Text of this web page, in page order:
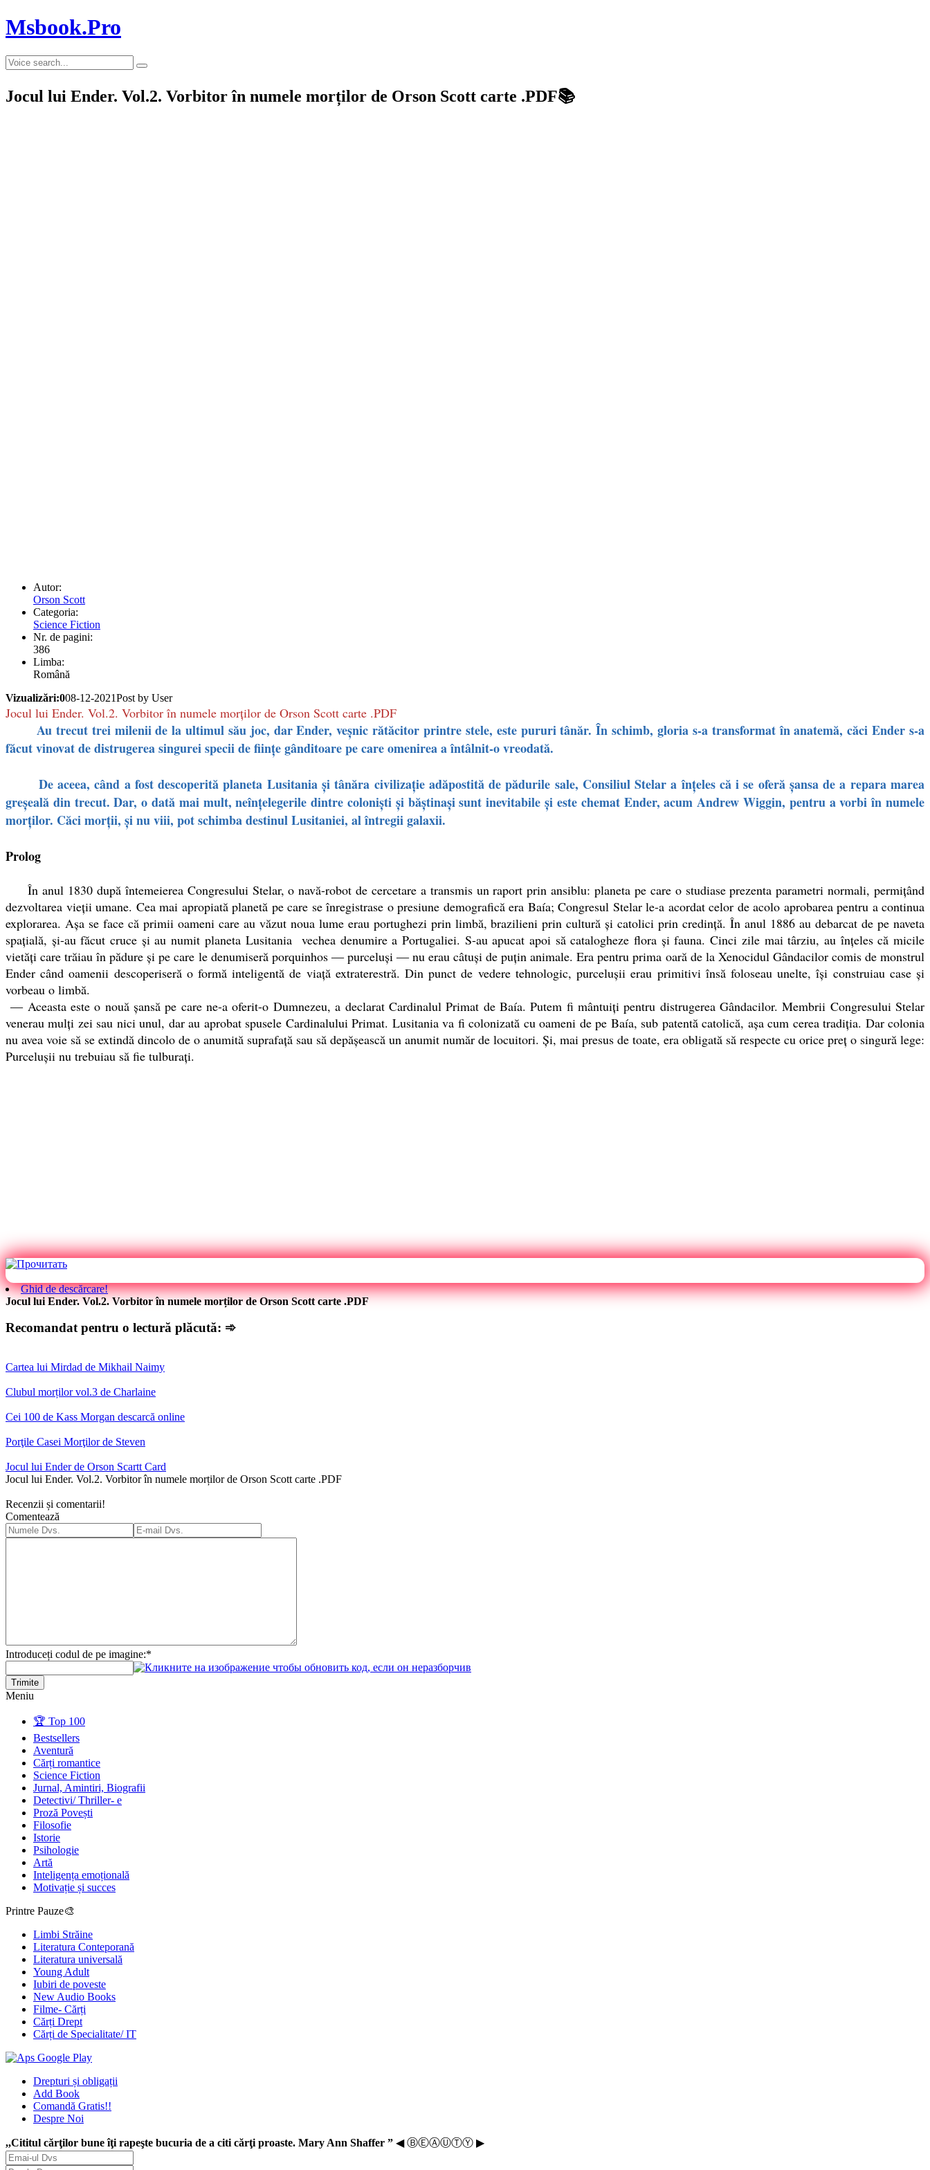
Msbook.Pro
Jocul lui Ender. Vol.2. Vorbitor în numele morților de Orson Scott carte .PDF📚
Autor:
Orson Scott
Categoria:
Science Fiction
Nr. de pagini:
386
Limba:
Română
Vizualizări:008-12-2021Post by User
Jocul lui Ender. Vol.2. Vorbitor în numele morților de Orson Scott carte .PDF
Au trecut trei milenii de la ultimul său joc, dar Ender, veşnic rătăcitor printre stele, este pururi tânăr. În schimb, gloria s-a transformat în anatemă, căci Ender s-a
făcut vinovat de distrugerea singurei specii de fiinţe gânditoare pe care omenirea a întâlnit-o vreodată.
De aceea, când a fost descoperită planeta Lusitania şi tânăra civilizaţie adăpostită de pădurile sale, Consiliul Stelar a înţeles că i se oferă şansa de a repara marea
greşeală din trecut. Dar, o dată mai mult, neînţelegerile dintre colonişti şi băştinaşi sunt inevitabile şi este chemat Ender, acum Andrew Wiggin, pentru a vorbi în numele
morţilor. Căci morţii, şi nu viii, pot schimba destinul Lusitaniei, al întregii galaxii.
Prolog
În anul 1830 după întemeierea Congresului Stelar, o navă-robot de cercetare a transmis un raport prin ansiblu: planeta pe care o studiase prezenta parametri normali, permiţând
dezvoltarea vieţii umane. Cea mai apropiată planetă pe care se înregistrase o presiune demografică era Baía; Congresul Stelar le-a acordat celor de acolo aprobarea pentru a continua
explorarea. Aşa se face că primii oameni care au văzut noua lume erau portughezi prin limbă, brazilieni prin cultură şi catolici prin credinţă. În anul 1886 au debarcat de pe naveta
spaţială, şi-au făcut cruce şi au numit planeta Lusitania vechea denumire a Portugaliei. S-au apucat apoi să catalogheze flora şi fauna. Cinci zile mai târziu, au înţeles că micile
vietăţi care trăiau în pădure şi pe care le denumiseră porquinhos ― purceluşi ― nu erau câtuşi de puţin animale. Era pentru prima oară de la Xenocidul Gândacilor comis de monstrul
Ender când oamenii descoperiseră o formă inteligentă de viaţă extraterestră. Din punct de vedere tehnologic, purceluşii erau primitivi însă foloseau unelte, îşi construiau case şi
vorbeau o limbă.
― Aceasta este o nouă şansă pe care ne-a oferit-o Dumnezeu, a declarat Cardinalul Primat de Baía. Putem fi mântuiţi pentru distrugerea Gândacilor. Membrii Congresului Stelar
venerau mulţi zei sau nici unul, dar au aprobat spusele Cardinalului Primat. Lusitania va fi colonizată cu oameni de pe Baía, sub patentă catolică, aşa cum cerea tradiţia. Dar colonia
nu avea voie să se extindă dincolo de o anumită suprafaţă sau să depăşească un anumit număr de locuitori. Şi, mai presus de toate, era obligată să respecte cu orice preţ o singură lege:
Purceluşii nu trebuiau să fie tulburaţi.
Ghid de descărcare!
Jocul lui Ender. Vol.2. Vorbitor în numele morților de Orson Scott carte .PDF
Recomandat pentru o lectură plăcută: ➾
Cartea lui Mirdad de Mikhail Naimy
Clubul morților vol.3 de Charlaine
Cei 100 de Kass Morgan descarcă online
Porţile Casei Morţilor de Steven
Jocul lui Ender de Orson Scartt Card
Jocul lui Ender. Vol.2. Vorbitor în numele morților de Orson Scott carte .PDF
Recenzii și comentarii!
Comentează
Introduceți codul de pe imagine:*
Trimite
Meniu
🏆 Top 100
Bestsellers
Aventură
Cărți romantice
Science Fiction
Jurnal, Amintiri, Biografii
Detectivi/ Thriller- e
Proză Povești
Filosofie
Istorie
Psihologie
Artă
Inteligența emoțională
Motivație și succes
Printre Pauze🎨
Limbi Străine
Literatura Conteporană
Literatura universală
Young Adult
Iubiri de poveste
New Audio Books
Filme- Cărți
Cărți Drept
Cărți de Specialitate/ IT
Drepturi și obligații
Add Book
Comandă Gratis!!
Despre Noi
,,Cititul cărţilor bune îţi rapeşte bucuria de a citi cărţi proaste. Mary Ann Shaffer ” ◀ ⒷⒺⒶⓊⓉⓎ ▶